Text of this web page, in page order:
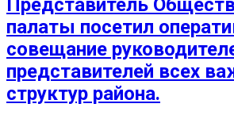
Представитель
палаты посетил
совещание
представителей всех
структур района.